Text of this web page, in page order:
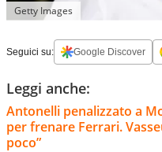
Getty Images
Seguici su: Google Discover
Leggi anche:
Antonelli penalizzato a
per frenare Ferrari.
poco”